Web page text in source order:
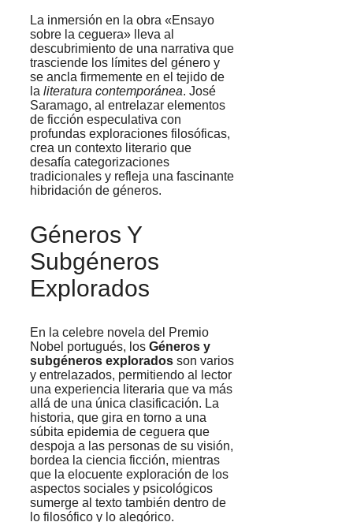
La inmersión en la obra «Ensayo
sobre la ceguera» lleva al
descubrimiento de una narrativa que
trasciende los límites del género y
se ancla firmemente en el tejido de
la literatura contemporánea. José
Saramago, al entrelazar elementos
de ficción especulativa con
profundas exploraciones filosóficas,
crea un contexto literario que
desafía categorizaciones
tradicionales y refleja una fascinante
hibridación de géneros.
Géneros Y
Subgéneros
Explorados
En la celebre novela del Premio
Nobel portugués, los Géneros y
subgéneros explorados son varios
y entrelazados, permitiendo al lector
una experiencia literaria que va más
allá de una única clasificación. La
historia, que gira en torno a una
súbita epidemia de ceguera que
despoja a las personas de su visión,
bordea la ciencia ficción, mientras
que la elocuente exploración de los
aspectos sociales y psicológicos
sumerge al texto también dentro de
lo filosófico y lo alegórico.